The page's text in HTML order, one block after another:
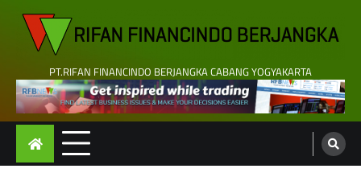
content
PT.RIFAN FINANCINDO BERJANGKA CABANG YOGYAKARTA